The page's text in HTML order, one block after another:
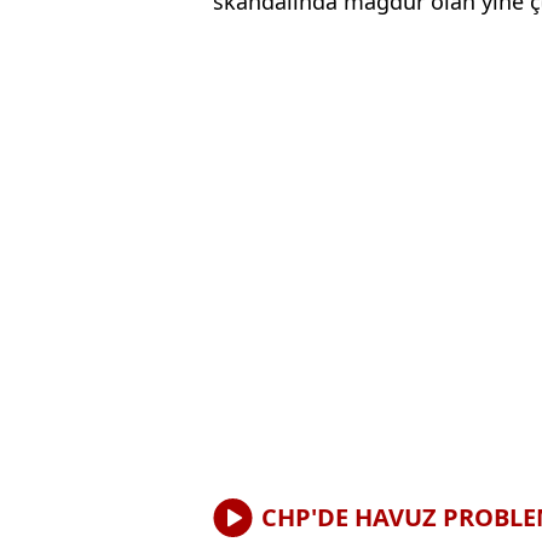
CHP'DE HAVUZ